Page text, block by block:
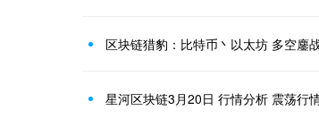
区块链猎豹：比特币丶以太坊 多空鏖
星河区块链3月20日 行情分析 震荡行